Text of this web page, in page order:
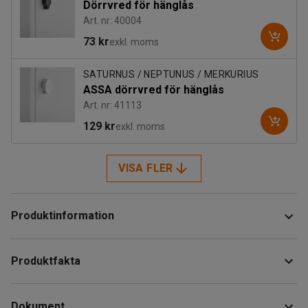
Dörrvred för hänglås
Art. nr: 40004
73 krexkl. moms
SATURNUS / NEPTUNUS / MERKURIUS
ASSA dörrvred för hänglås
Art. nr: 41113
129 krexkl. moms
VISA FLER
Produktinformation
efter dina egna behov och önskemål! Skoskåp passar
Produktfakta